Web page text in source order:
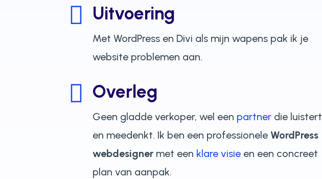
 Uitvoering
Met WordPress en Divi als mijn wapens pak ik je
website problemen aan.
 Overleg
Geen gladde verkoper, wel een partner die luistert
en meedenkt. Ik ben een professionele WordPress
webdesigner met een klare visie en een concreet
plan van aanpak.